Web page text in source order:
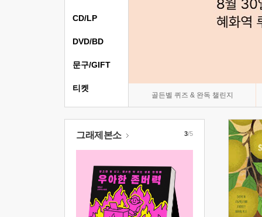
골든벨 퀴즈 & 완독 챌린지
CD/LP
DVD/BD
문구/GIFT
티켓
그래제본소 3/5